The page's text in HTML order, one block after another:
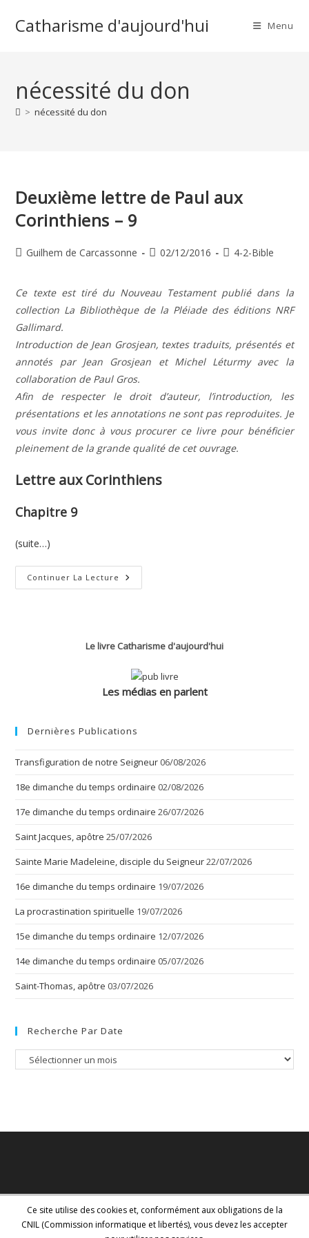
Catharisme d'aujourd'hui Menu
nécessité du don
> nécessité du don
Deuxième lettre de Paul aux
Corinthiens – 9
Auteur/autrice
publication :
Guilhem de Carcassonne
Publication
02/12/2016
Post4-2-Bible
Ce texte est tiré du Nouveau Testament publié dans la
collection La Bibliothèque de la Pléiade des éditions NRF
Gallimard.
Introduction de Jean Grosjean, textes traduits, présentés et
annotés par Jean Grosjean et Michel Léturmy avec la
collaboration de Paul Gros.
Afin de respecter le droit d’auteur, l’introduction, les
présentations et les annotations ne sont pas reproduites. Je
vous invite donc à vous procurer ce livre pour bénéficier
pleinement de la grande qualité de cet ouvrage.
Lettre aux Corinthiens
Chapitre 9
(suite…)
Continuer La Lecture Deuxième
Lettre
9
Le livre Catharisme d'aujourd'hui
Les médias en parlent
Dernières Publications
Transfiguration de notre Seigneur 06/08/2026
18e dimanche du temps ordinaire 02/08/2026
17e dimanche du temps ordinaire 26/07/2026
Saint Jacques, apôtre 25/07/2026
Sainte Marie Madeleine, disciple du Seigneur22/07/2026
16e dimanche du temps ordinaire 19/07/2026
La procrastination spirituelle 19/07/2026
15e dimanche du temps ordinaire 12/07/2026
14e dimanche du temps ordinaire 05/07/2026
Saint-Thomas, apôtre 03/07/2026
Recherche Par Date
Recherche
Ce site utilise des cookies et, conformément aux obligations de la
CNIL (Commission informatique et libertés), vous devez les accepter